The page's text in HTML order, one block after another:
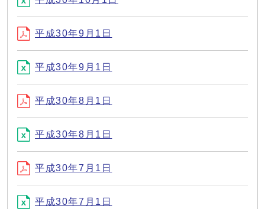
平成30年9月1日
平成30年9月1日
平成30年8月1日
平成30年8月1日
平成30年7月1日
平成30年7月1日